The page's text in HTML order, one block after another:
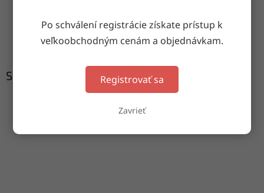
Po schválení registrácie získate prístup k
veľkoobchodným cenám a objednávkam.
Registrovať sa
Zavrieť
Garancia doručenia
nepoškodeného tovaru
Súvisiaci tovar